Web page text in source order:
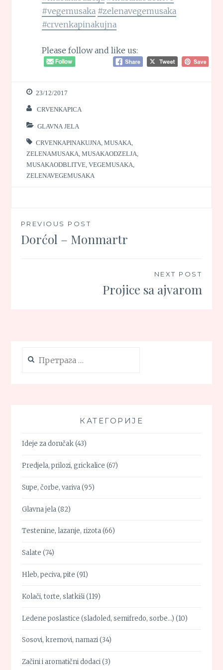
#vegemusaka #zelenavegemusaka
#crvenkapinakujna
Please follow and like us:
23/12/2017
CRVENKAPICA
GLAVNA JELA
CRVENKAPINAKUJNA ,MUSAKA
ZELENAMUSAKA ,MUSAKAODZELJA
MUSAKAODBLITVE ,VEGEMUSAKA
ZELENAVEGEMUSAKA
Кретање
чланка
PREVIOUS POST
Dorćol – Monmartr
NEXT POST
Projice sa ajvarom
за:
КАТЕГОРИЈЕ
Ideje za doručak(43)
Predjela, prilozi, grickalice (67)
Supe, čorbe, variva(95)
Glavna jela(82)
Testenine, lazanje, rizota(66)
Salate (74)
Hleb, peciva, pite (91)
Kolači, torte, slatkiši(119)
Ledene poslastice (sladoled, semifredo, sorbe…) (10)
Sosovi, kremovi, namazi(34)
Začini i aromatični dodaci(3)